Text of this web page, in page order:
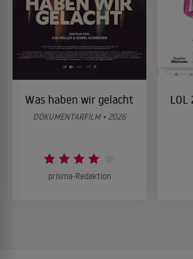
Was haben wir gelacht
DOKUMENTARFILM • 2026
prisma-Redaktion
LOL